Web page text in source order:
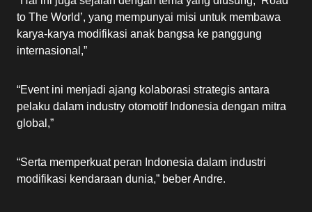
to The World’, yang mempunyai misi untuk membawa
karya-karya modifikasi anak bangsa ke panggung
internasional,”
“Event ini menjadi ajang kolaborasi strategis antara
pelaku dalam industry otomotif Indonesia dengan mitra
global,”
“Serta memperkuat peran Indonesia dalam industri
modifikasi kendaraan dunia,” beber Andre.